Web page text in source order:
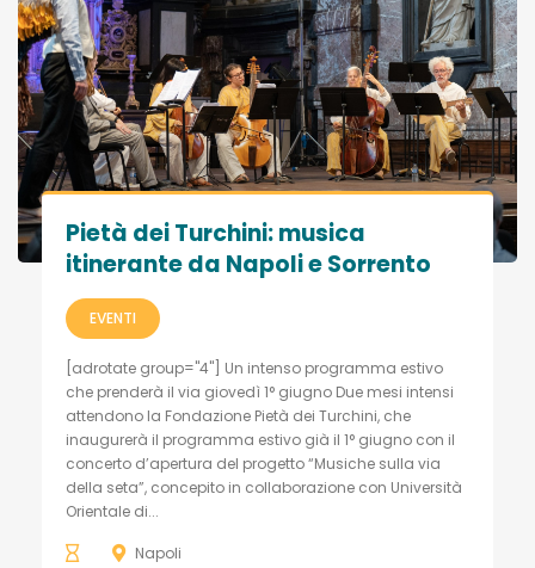
Pietà dei Turchini: musica
itinerante da Napoli e Sorrento
EVENTI
[adrotate group="4"] Un intenso programma estivo
che prenderà il via giovedì 1° giugno Due mesi intensi
attendono la Fondazione Pietà dei Turchini, che
inaugurerà il programma estivo già il 1° giugno con il
concerto d’apertura del progetto “Musiche sulla via
della seta”, concepito in collaborazione con Università
Orientale di...
Napoli